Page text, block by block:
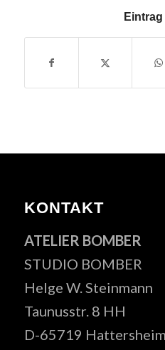
KONTAKT
ATELIER BOMBER
STUDIO BOMBER
Helge W. Steinmann
Taunusstr. 8 HH
D-65719